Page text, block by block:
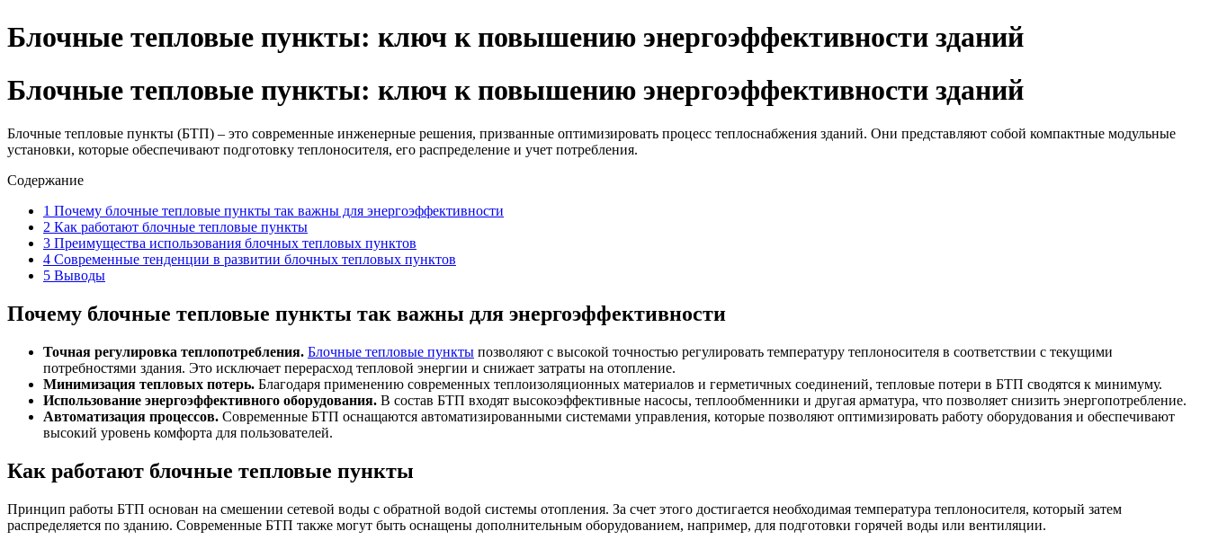
Блочные тепловые пункты: ключ к повышению энергоэффективности зданий
Блочные тепловые пункты: ключ к повышению энергоэффективности зданий
Блочные тепловые пункты (БТП) – это современные инженерные решения, призванные оптимизировать процесс теплоснабжения зданий. Они представляют собой компактные модульные
установки, которые обеспечивают подготовку теплоносителя, его распределение и учет потребления.
Содержание
1 Почему блочные тепловые пункты так важны для энергоэффективности
2 Как работают блочные тепловые пункты
3 Преимущества использования блочных тепловых пунктов
4 Современные тенденции в развитии блочных тепловых пунктов
5 Выводы
Почему блочные тепловые пункты так важны для энергоэффективности
Точная регулировка теплопотребления. Блочные тепловые пункты позволяют с высокой точностью регулировать температуру теплоносителя в соответствии с текущими
потребностями здания. Это исключает перерасход тепловой энергии и снижает затраты на отопление.
Минимизация тепловых потерь. Благодаря применению современных теплоизоляционных материалов и герметичных соединений, тепловые потери в БТП сводятся к минимуму.
Использование энергоэффективного оборудования. В состав БТП входят высокоэффективные насосы, теплообменники и другая арматура, что позволяет снизить энергопотребление.
Автоматизация процессов. Современные БТП оснащаются автоматизированными системами управления, которые позволяют оптимизировать работу оборудования и обеспечивают
высокий уровень комфорта для пользователей.
Как работают блочные тепловые пункты
Принцип работы БТП основан на смешении сетевой воды с обратной водой системы отопления. За счет этого достигается необходимая температура теплоносителя, который затем
распределяется по зданию. Современные БТП также могут быть оснащены дополнительным оборудованием, например, для подготовки горячей воды или вентиляции.